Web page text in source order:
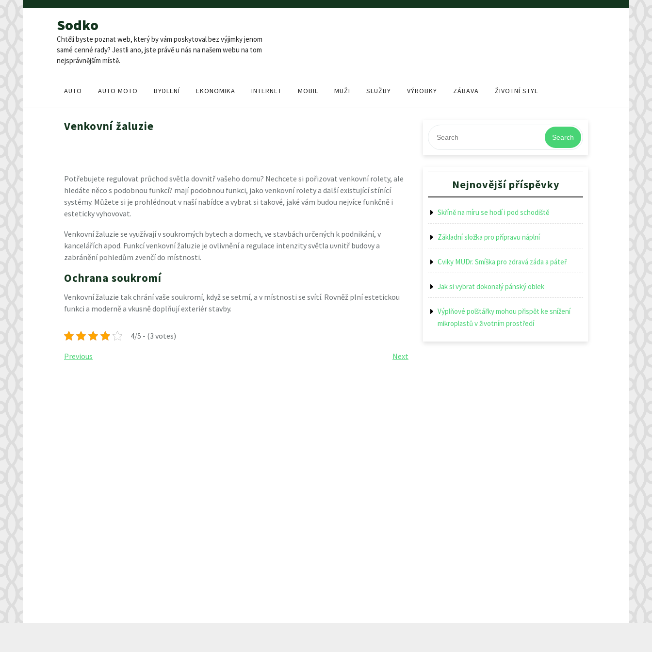
Sodko
Chtěli byste poznat web, který by vám poskytoval bez výjimky jenom
samé cenné rady? Jestli ano, jste právě u nás na našem webu na tom
nejsprávnějším místě.
AUTO AUTO MOTO BYDLENÍ EKONOMIKA INTERNET MOBIL MUŽI SLUŽBY VÝROBKY ZÁBAVA ŽIVOTNÍ STYL
Venkovní žaluzie
Potřebujete regulovat průchod světla dovnitř vašeho domu? Nechcete si pořizovat venkovní rolety, ale
hledáte něco s podobnou funkcí? mají podobnou funkci, jako venkovní rolety a další existující stínící
systémy. Můžete si je prohlédnout v naší nabídce a vybrat si takové, jaké vám budou nejvíce funkčně i
esteticky vyhovovat.
Venkovní žaluzie se využívají v soukromých bytech a domech, ve stavbách určených k podnikání, v
kancelářích apod. Funkcívenkovní žaluzie je ovlivnění a regulace intenzity světla uvnitř budovy a
zabránění pohledům zvenčí do místnosti.
Ochrana soukromí
Venkovní žaluzie tak chrání vaše soukromí, když se setmí, a v místnosti se svítí. Rovněž plní estetickou
funkci a moderně a vkusně doplňují exteriér stavby.
4/5 - (3 votes)
Navigace
Previous
Previous
Next
Next
Search
Nejnovější příspěvky
Skříně na míru se hodí i pod schodiště
Základní složka pro přípravu náplní
Cviky MUDr. Smíška pro zdravá záda a páteř
Jak si vybrat dokonalý pánský oblek
Výplňové polštářky mohou přispět ke snížení
mikroplastů v životním prostředí